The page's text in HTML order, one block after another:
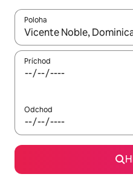
Poloha
Keď budú výsledky k
Príchod
Odchod